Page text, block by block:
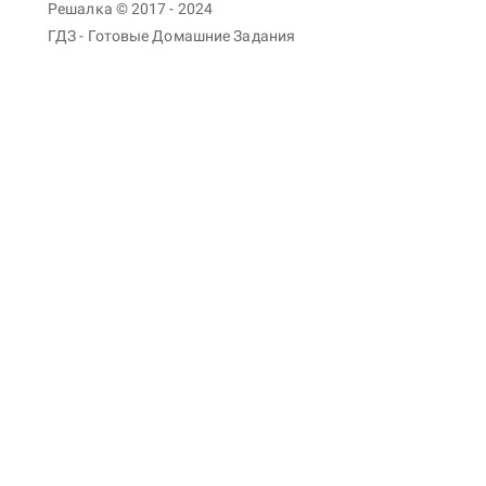
Решалка © 2017 - 2024
ГДЗ - Готовые Домашние Задания